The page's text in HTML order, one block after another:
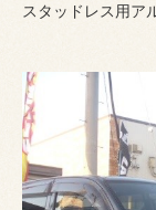
スタッドレス用ア